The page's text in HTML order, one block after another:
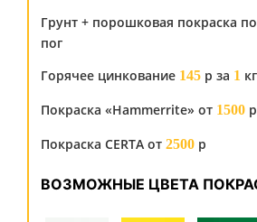
Грунт + порошковая покраска
пог
Горячее цинкование 145 р за 1
Покраска «Hammerrite» от 1500
Покраска CERTA от 2500 р
ВОЗМОЖНЫЕ ЦВЕТА